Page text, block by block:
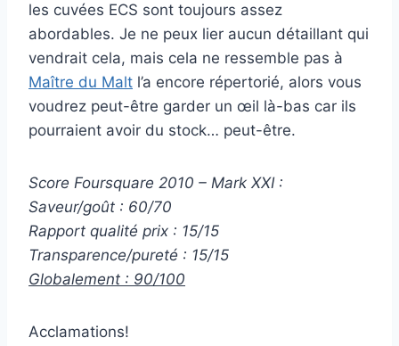
les cuvées ECS sont toujours assez
abordables. Je ne peux lier aucun détaillant qui
vendrait cela, mais cela ne ressemble pas à
Maître du Malt l’a encore répertorié, alors vous
voudrez peut-être garder un œil là-bas car ils
pourraient avoir du stock… peut-être.
Score Foursquare 2010 – Mark XXI :
Saveur/goût : 60/70
Rapport qualité prix : 15/15
Transparence/pureté : 15/15
Globalement : 90/100
Acclamations!